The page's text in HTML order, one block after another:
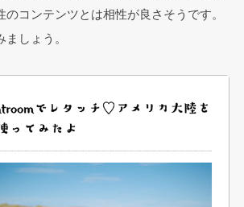
のコンテンツとは相性が良さそうです。
しょう。